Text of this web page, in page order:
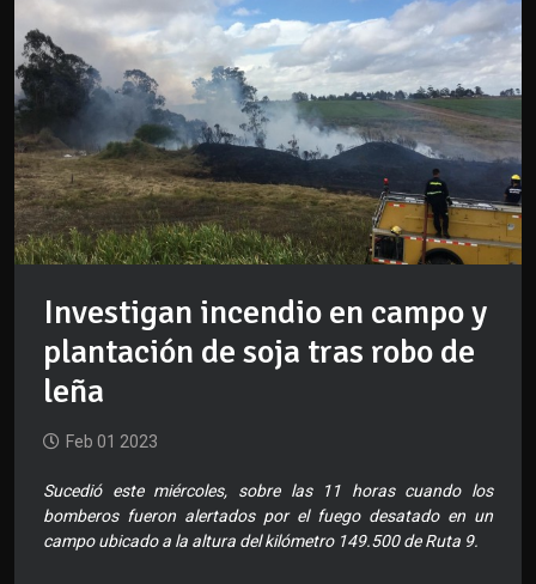
Investigan incendio en campo y
plantación de soja tras robo de
leña
Feb 01 2023
Sucedió este miércoles, sobre las 11 horas cuando los
bomberos fueron alertados por el fuego desatado en un
campo ubicado a la altura del kilómetro 149.500 de Ruta 9.